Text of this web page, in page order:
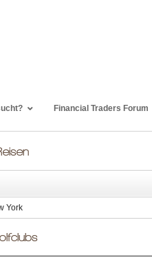
Financial Traders Forum
York